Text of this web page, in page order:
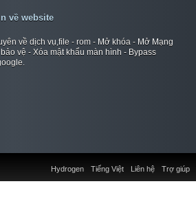
về website
về dịch vụ,file - rom - Mở khóa - Mở Mạng
vệ - Xóa mật khẩu màn hình - Bypass
Liên hệ Trợ giúp
Hydrogen Tiếng Việt